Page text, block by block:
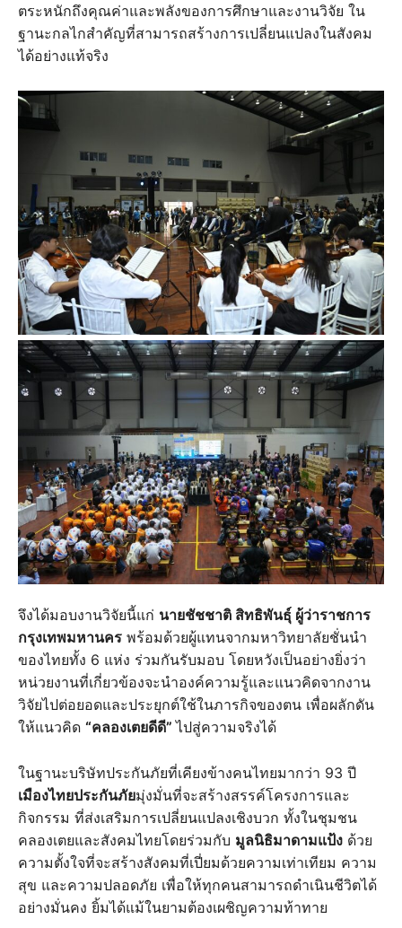
ตระหนักถึงคุณค่าและพลังของการศึกษาและงานวิจัย ใน
ฐานะกลไกสำคัญที่สามารถสร้างการเปลี่ยนแปลงในสังคม
ได้อย่างแท้จริง
จึงได้มอบงานวิจัยนี้แก่ นายชัชชาติ สิทธิพันธุ์ ผู้ว่าราชการ
กรุงเทพมหานคร พร้อมด้วยผู้แทนจากมหาวิทยาลัยชั่นนำ
ของไทยทั้ง 6 แห่ง ร่วมกันรับมอบ โดยหวังเป็นอย่างยิ่งว่า
หน่วยงานที่เกี่ยวข้องจะนำองค์ความรู้และแนวคิดจากงาน
วิจัยไปต่อยอดและประยุกต์ใช้ในภารกิจของตน เพื่อผลักดัน
ให้แนวคิด “คลองเตยดีดี”ไปสู่ความจริงได้
ในฐานะบริษัทประกันภัยที่เคียงข้างคนไทยมากว่า 93 ปี
เมืองไทยประกันภัยมุ่งมั่นที่จะสร้างสรรค์โครงการและ
กิจกรรม ที่ส่งเสริมการเปลี่ยนแปลงเชิงบวก ทั้งในชุมชน
คลองเตยและสังคมไทยโดยร่วมกับ มูลนิธิมาดามแป้ง ด้วย
ความตั้งใจที่จะสร้างสังคมที่เปี่ยมด้วยความเท่าเทียม ความ
สุข และความปลอดภัย เพื่อให้ทุกคนสามารถดำเนินชีวิตได้
อย่างมั่นคง ยิ้มได้แม้ในยามต้องเผชิญความท้าทาย